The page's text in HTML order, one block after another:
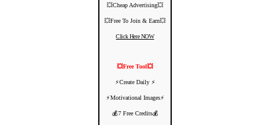
💥Cheap Advertising💥
💥Free To Join & Earn💥
Click Here NOW
💥Free Tool💥
⚡️Create Daily ⚡️
⚡️Motivational Images⚡️
💰7 Free Credits💰